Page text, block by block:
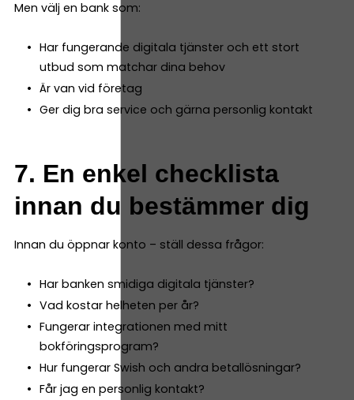
Men välj en bank som:
Har fungerande digitala tjänster och ett stort
utbud som matchar dina behov
Är van vid företag
Ger dig bra service och gärna personlig kontakt
7. En enkel checklista
innan du bestämmer dig
Innan du öppnar konto – ställ dessa frågor:
Har banken smidiga digitala tjänster?
Vad kostar helheten per år?
Fungerar integrationen med mitt
bokföringsprogram?
Hur fungerar Swish och andra betallösningar?
Får jag en personlig kontakt?